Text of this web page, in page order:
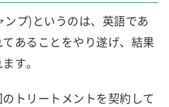
プ)というのは、英語であ
あることをやり遂げ、結果
す。
トリートメントを契約して